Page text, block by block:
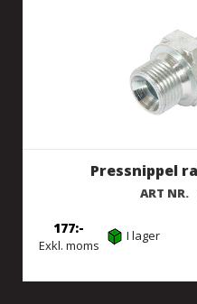
Pressnippel
ART NR.
Exkl. moms
177 I lager